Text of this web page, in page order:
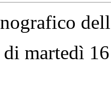
di martedì